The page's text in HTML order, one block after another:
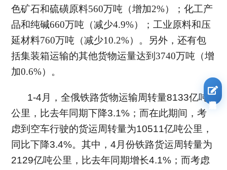
色矿石和硫磺原料560万吨（增加2%）；化工产
品和纯碱660万吨（减少4.9%）；工业原料和压
延材料760万吨（减少10.2%）。另外，还有包
括集装箱运输的其他货物运量达到3740万吨（增
加0.6%）。
1-4月，全俄铁路货物运输周转量8133亿吨
公里，比去年同期下降3.1%；而在此期间，考
虑到空车行驶的货运周转量为10511亿吨公里，
同比下降3.4%。其中，4月份铁路货运周转量为
2129亿吨公里，比去年同期增长4.1%；而考虑
我要报名